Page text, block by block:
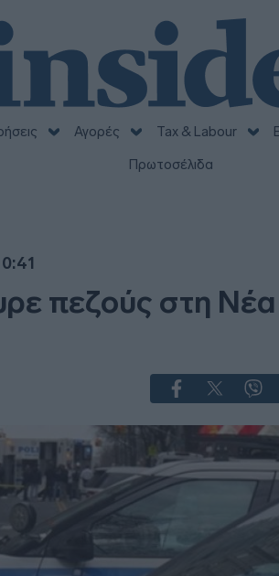
Αγορές Tax & Labour
Πρωτοσέλιδα
πεζούς στη Νέα